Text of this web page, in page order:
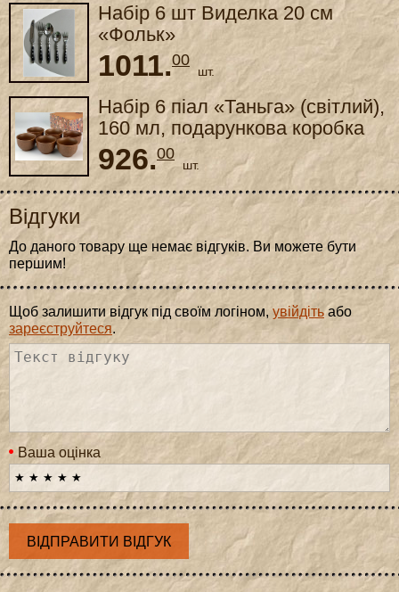
Набір 6 шт Виделка 20 см
«Фольк»
1011.00
шт.
Набір 6 піал «Таньга» (світлий),
160 мл, подарункова коробка
926.00
шт.
Відгуки
До даного товару ще немає відгуків. Ви можете бути
першим!
Щоб залишити відгук під своїм логіном, увійдітьабо
зареєструйтеся.
Ваша оцінка